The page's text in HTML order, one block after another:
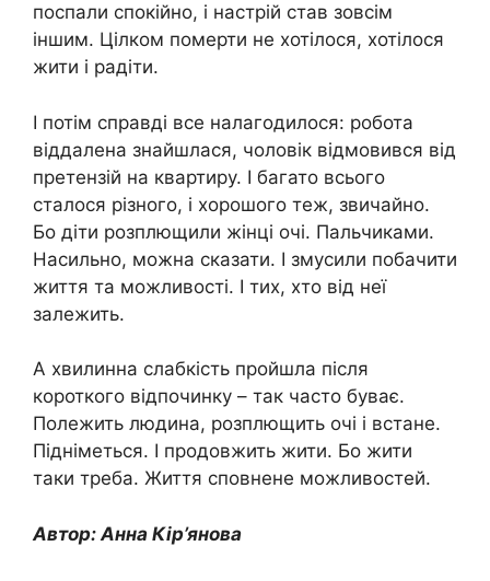
поспали спокійно, і настрій став зовсім
іншим. Цілком померти не хотілося, хотілося
жити і радіти.
І потім справді все налагодилося: робота
віддалена знайшлася, чоловік відмовився від
претензій на квартиру. І багато всього
сталося різного, і хорошого теж, звичайно.
Бо діти розплющили жінці очі. Пальчиками.
Насильно, можна сказати. І змусили побачити
життя та можливості. І тих, хто від неї
залежить.
А хвилинна слабкість пройшла після
короткого відпочинку – так часто буває.
Полежить людина, розплющить очі і встане.
Підніметься. І продовжить жити. Бо жити
таки треба. Життя сповнене можливостей.
Автор: Анна Кір’янова